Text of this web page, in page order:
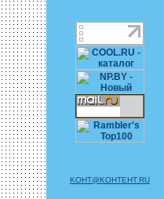
KOHT@KOHTEHT.RU